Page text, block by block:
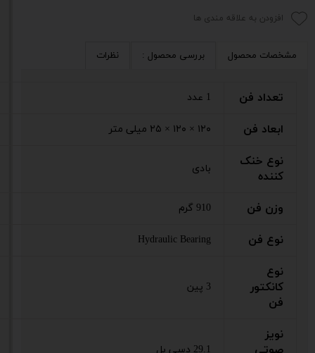
افزودن به علاقه مندی ها
مشخصات محصول بررسی محصول : نظرات
تعداد فن 1 عدد
ابعاد فن ۱۲۰ × ۱۲۰ × ۲۵ میلی متر
نوع خنک
کننده
بادی
وزن فن 910 گرم
نوع فن Hydraulic Bearing
نوع
کانکتور
فن
3 پین
نویز
29.1 دسی بل